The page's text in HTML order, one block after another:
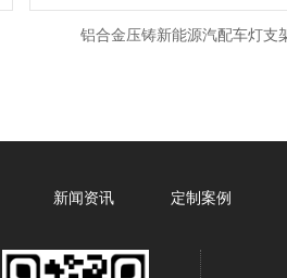
铝合金压铸新能源汽配车灯支架
新闻资讯 定制案例